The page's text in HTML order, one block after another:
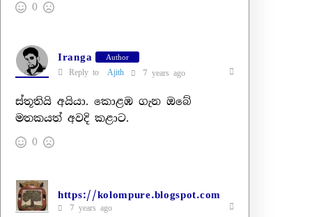
0
Iranga Author
Reply to Ajith 7 years ago
ස්තූතියි අයියා. කොළඹ ගැන ඔබේ
මතකයත් අවදි කළාට.
0
https://kolompure.blogspot.com
7 years ago